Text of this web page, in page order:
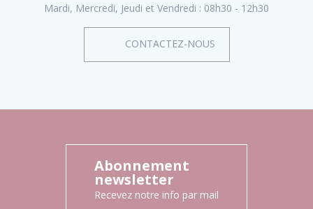
Mardi, Mercredi, Jeudi et Vendredi : 08h30 - 12h30
CONTACTEZ-NOUS
Abonnement
newsletter
Recevez notre info par mail